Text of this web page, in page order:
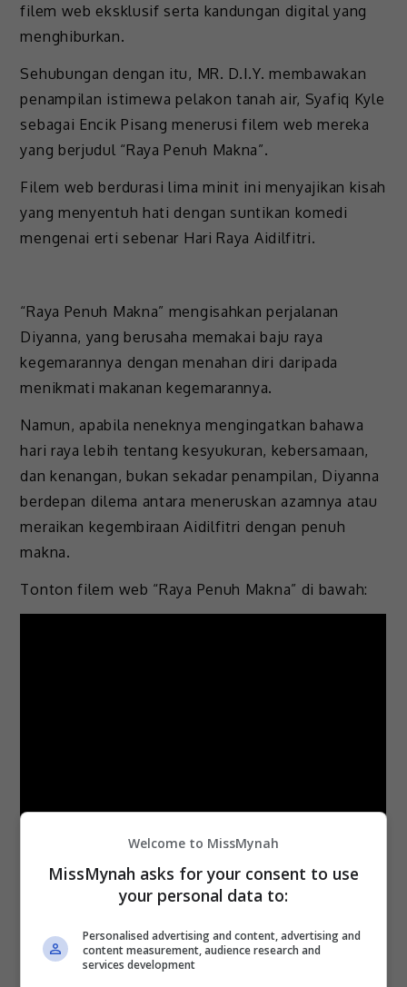
filem web eksklusif serta kandungan digital yang
menghiburkan.
Sehubungan dengan itu, MR. D.I.Y. membawakan
penampilan istimewa pelakon tanah air, Syafiq Kyle
sebagai Encik Pisang menerusi filem web mereka
yang berjudul “Raya Penuh Makna”.
Filem web berdurasi lima minit ini menyajikan kisah
yang menyentuh hati dengan suntikan komedi
mengenai erti sebenar Hari Raya Aidilfitri.
“Raya Penuh Makna” mengisahkan perjalanan
Diyanna, yang berusaha memakai baju raya
kegemarannya dengan menahan diri daripada
menikmati makanan kegemarannya.
Namun, apabila neneknya mengingatkan bahawa
hari raya lebih tentang kesyukuran, kebersamaan,
dan kenangan, bukan sekadar penampilan, Diyanna
berdepan dilema antara meneruskan azamnya atau
meraikan kegembiraan Aidilfitri dengan penuh
makna.
Tonton filem web “Raya Penuh Makna” di bawah:
Welcome to MissMynah
MissMynah asks for your consent to use
your personal data to:
Personalised advertising and content, advertising and
content measurement, audience research and
services development